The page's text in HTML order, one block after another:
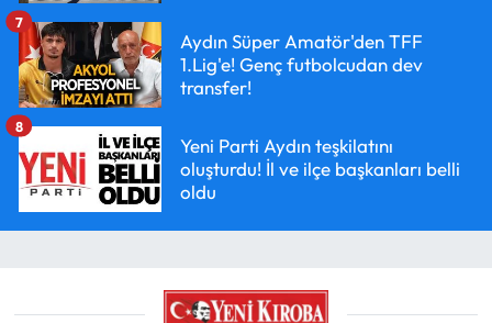
Aydın Süper Amatör'den TFF
1.Lig'e! Genç futbolcudan dev
transfer!
7
Yeni Parti Aydın teşkilatını
oluşturdu! İl ve ilçe başkanları belli
oldu
8